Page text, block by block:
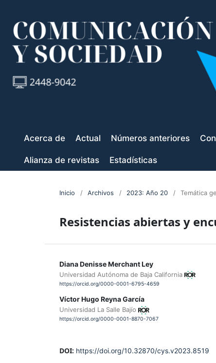
Acerca de Actual Números anteriores
Alianza de revistas Estadísticas
Inicio / Archivos / 2023: Año 20 / Temática
Resistencias abiertas y
Diana Denisse Merchant Ley
Universidad Autónoma de Baja California
https://orcid.org/0000-0001-6795-4659
Víctor Hugo Reyna García
Universidad La Salle Bajío
https://orcid.org/0000-0001-8870-7067
DOI: https://doi.org/10.32870/cys.v2023.8519